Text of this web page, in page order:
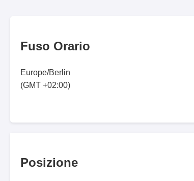
Fuso Orario
Europe/Berlin
(GMT +02:00)
Posizione